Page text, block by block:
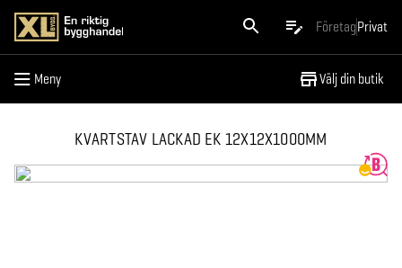
FöretagPrivat
Meny Välj din butik
Meny
KVARTSTAV LACKAD EK 12X12X1000MM